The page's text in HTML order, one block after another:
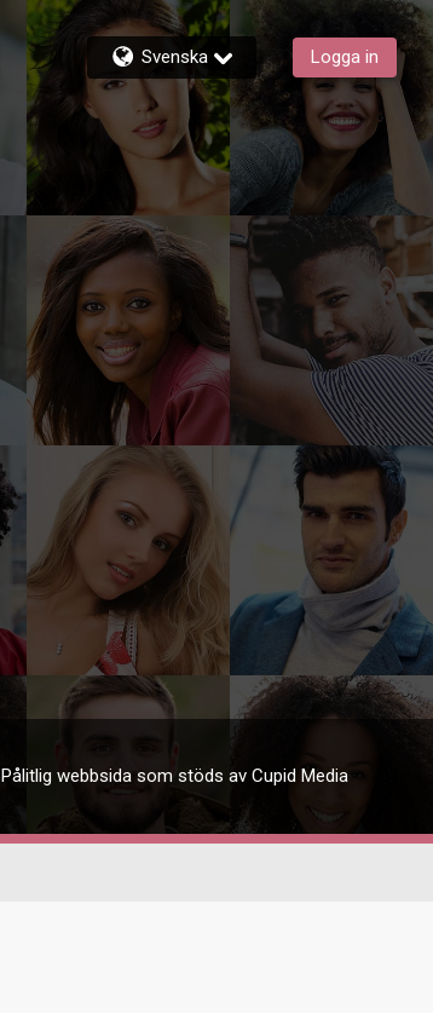
Svenska Logga in
Pålitlig webbsida som stöds av Cupid Media